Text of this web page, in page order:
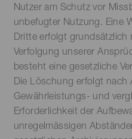
Nutzer am Schutz vor
unbefugter Nutzung. Eine
Dritte erfolgt grundsätzlich
Verfolgung unserer
besteht eine gesetzliche
Die Löschung erfolgt nach
Gewährleistungs- und
Erforderlichkeit der
unregelmässigen